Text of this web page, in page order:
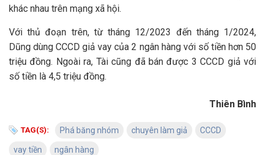
khác nhau trên mạng xã hội.
Với thủ đoạn trên, từ tháng 12/2023 đến tháng 1/2024,
Dũng dùng CCCD giả vay của 2 ngân hàng với số tiền hơn 50
triệu đồng. Ngoài ra, Tài cũng đã bán được 3 CCCD giả với
số tiền là 4,5 triệu đồng.
Thiên Bình
TAG(S): Phá băng nhóm chuyên làm giả CCCD
vay tiền ngân hàng